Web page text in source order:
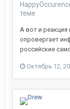
теме
А вот и реакция
опровергает
российские
Октябрь 12,